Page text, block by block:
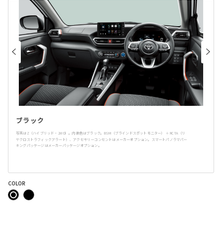
ブラック
写真はZ（ハイブリッド・2WD）。内装色はブラック。BSM（ブラインドスポットモニター） ＋RCTA（リ
ヤクロストラフィックアラート）、アクセサリーコンセントはメーカーオプション。スマートパノラマパー
キングパッケージはメーカーパッケージオプション。
COLOR